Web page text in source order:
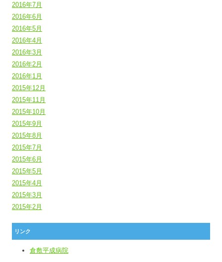
2016年7月
2016年6月
2016年5月
2016年4月
2016年3月
2016年2月
2016年1月
2015年12月
2015年11月
2015年10月
2015年9月
2015年8月
2015年7月
2015年6月
2015年5月
2015年4月
2015年3月
2015年2月
リンク
倉敷平成病院